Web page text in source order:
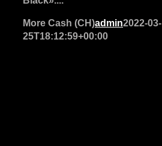
More Cash (CH)admin2022-03-
25T18:12:59+00:00